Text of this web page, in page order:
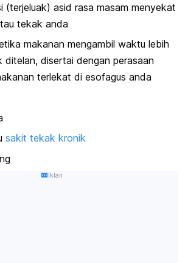
(terjeluak) asid rasa masam menyekat
tekak anda
makanan mengambil waktu lebih
ditelan, disertai dengan perasaan
terlekat di esofagus anda
sakit tekak kronik
Iklan